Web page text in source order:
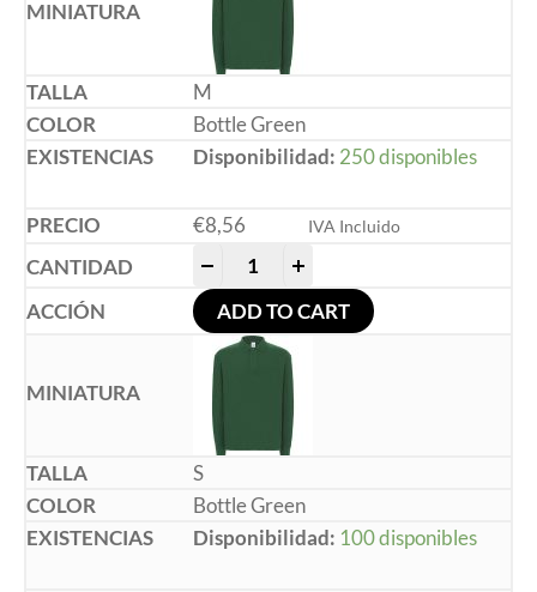
M
Bottle Green
Disponibilidad: 250 disponibles
€8,56 IVA Incluido
ADD TO CART
S
Bottle Green
Disponibilidad: 100 disponibles